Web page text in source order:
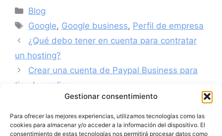
Gestionar consentimiento
Para ofrecer las mejores experiencias, utilizamos tecnologías como las
cookies para almacenar y/o acceder a la información del dispositivo. El
consentimiento de estas tecnologías nos permitirá procesar datos como
Blog
Google, Google business, Perfil de empresa
¿Qué debo tener en cuenta para contratar
un hosting?
Crear una cuenta de Paypal Business para
tiendas online